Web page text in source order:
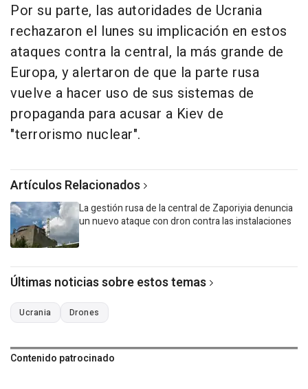
Por su parte, las autoridades de Ucrania
rechazaron el lunes su implicación en estos
ataques contra la central, la más grande de
Europa, y alertaron de que la parte rusa
vuelve a hacer uso de sus sistemas de
propaganda para acusar a Kiev de
"terrorismo nuclear".
Artículos Relacionados
La gestión rusa de la central de Zaporiyia denuncia
un nuevo ataque con dron contra las instalaciones
Últimas noticias sobre estos temas
Ucrania Drones
Contenido patrocinado